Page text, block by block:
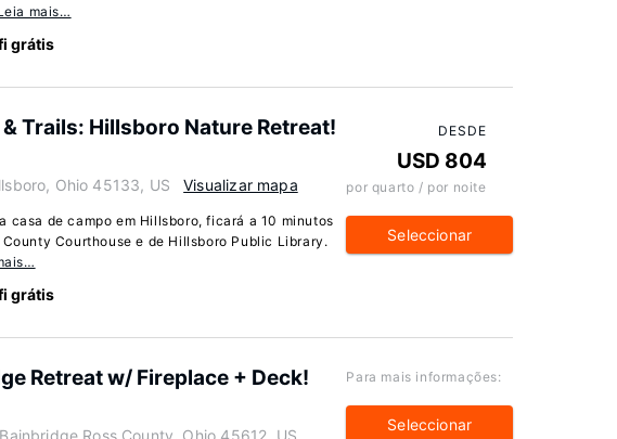
mais…
grátis
Trails: Hillsboro Nature Retreat!
Ohio 45133, US Visualizar mapa
casa de campo em Hillsboro, ficará a 10 minutos
Courthouse e de Hillsboro Public Library.
grátis
DESDE
USD 804
por quarto / por noite
Seleccionar
Retreat w/ Fireplace + Deck!
Ross County, Ohio 45612, US
Para mais informações:
Seleccionar